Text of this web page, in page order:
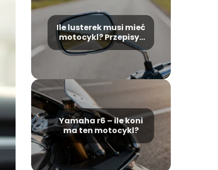
Ile lusterek musi mieć
motocykl? Przepisy i
wymogi prawne
Yamaha r6 – ile koni
ma ten motocykl?